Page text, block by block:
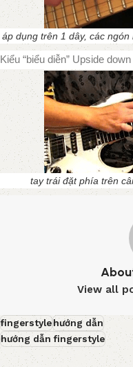
áp dụng trên 1 dây, các
Kiểu “biểu diễn” Upside down
tay trái đặt phía trên
View all
fingerstylehướng dẫn
hướng dẫn fingerstyle